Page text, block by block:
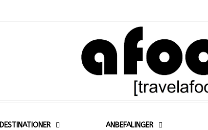
DESTINATIONER ANBEFALINGER